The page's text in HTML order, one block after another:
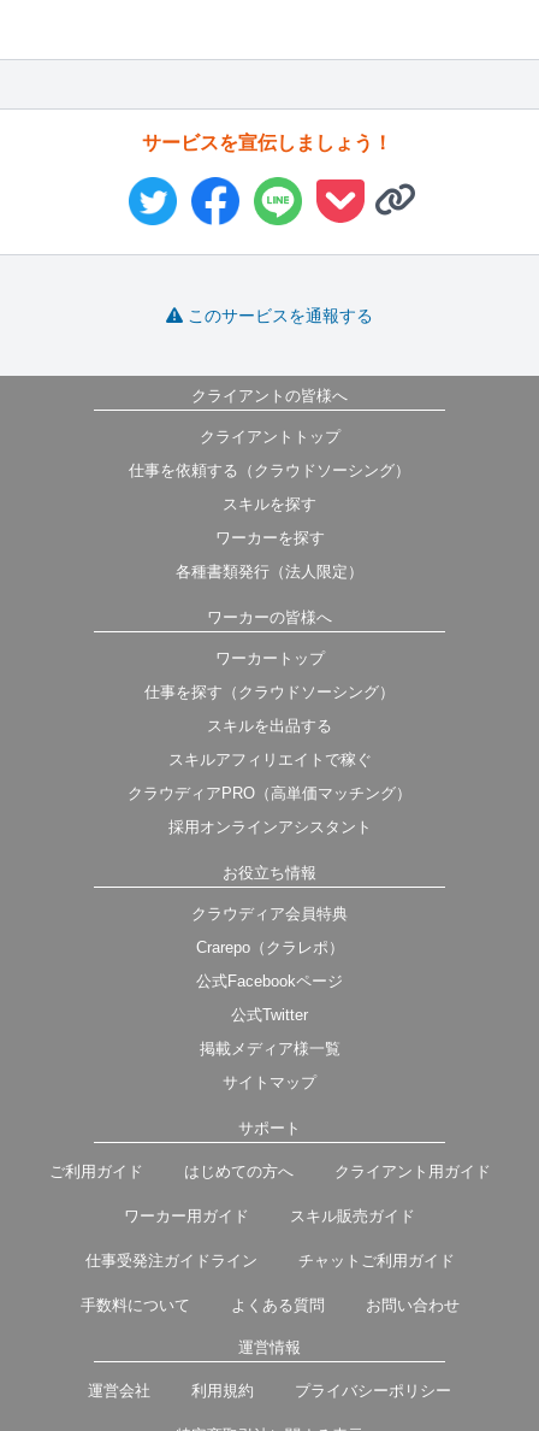
サービスを宣伝しましょう！
このサービスを通報する
クライアントの皆様へ
クライアントトップ
仕事を依頼する（クラウドソーシング）
スキルを探す
ワーカーを探す
各種書類発行（法人限定）
ワーカーの皆様へ
ワーカートップ
仕事を探す（クラウドソーシング）
スキルを出品する
スキルアフィリエイトで稼ぐ
クラウディアPRO（高単価マッチング）
採用オンラインアシスタント
お役立ち情報
クラウディア会員特典
Crarepo（クラレポ）
公式Facebookページ
公式Twitter
掲載メディア様一覧
サイトマップ
サポート
ご利用ガイド はじめての方へ クライアント用ガイド
ワーカー用ガイド スキル販売ガイド
仕事受発注ガイドライン チャットご利用ガイド
手数料について よくある質問 お問い合わせ
運営情報
運営会社 利用規約 プライバシーポリシー